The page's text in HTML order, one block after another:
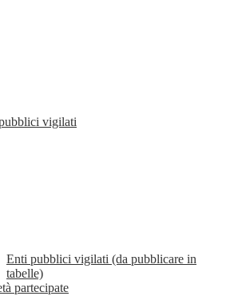
vigilati
Enti pubblici vigilati (da pubblicare in
tabelle)
partecipate